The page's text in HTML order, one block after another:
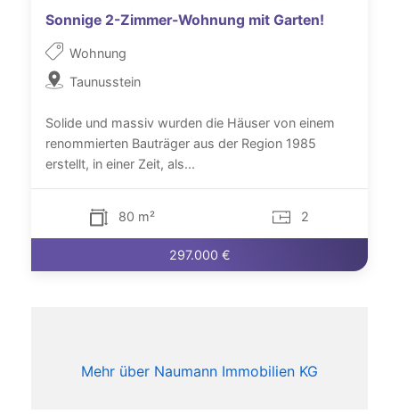
Sonnige 2-Zimmer-Wohnung mit Garten!
Wohnung
Taunusstein
Solide und massiv wurden die Häuser von einem
renommierten Bauträger aus der Region 1985
erstellt, in einer Zeit, als...
80 m² 2
297.000 €
Mehr über Naumann Immobilien KG